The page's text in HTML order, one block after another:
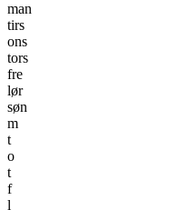
man
tirs
ons
tors
fre
lør
søn
m
t
o
t
f
l